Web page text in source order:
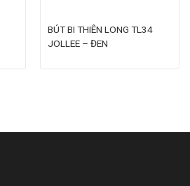
BÚT BI THIÊN LONG TL34
JOLLEE – ĐEN